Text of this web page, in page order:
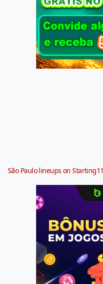
São Paulo lineups on Starting11